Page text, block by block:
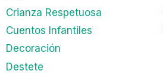
Crianza Respetuosa
Cuentos Infantiles
Decoración
Destete